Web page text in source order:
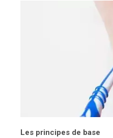
Les principes de base